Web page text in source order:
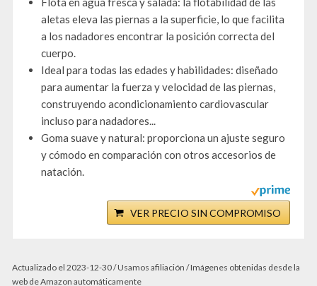
aletas eleva las piernas a la superficie, lo que facilita
a los nadadores encontrar la posición correcta del
cuerpo.
Ideal para todas las edades y habilidades: diseñado
para aumentar la fuerza y velocidad de las piernas,
construyendo acondicionamiento cardiovascular
incluso para nadadores...
Goma suave y natural: proporciona un ajuste seguro
y cómodo en comparación con otros accesorios de
natación.
VER PRECIO SIN COMPROMISO
Actualizado el 2023-12-30 / Usamos afiliación / Imágenes obtenidas desde la
web de Amazon automáticamente